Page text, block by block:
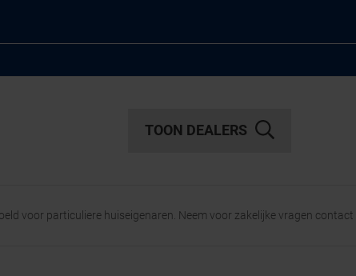
TOON DEALERS
voor particuliere huiseigenaren. Neem voor zakelijke vragen